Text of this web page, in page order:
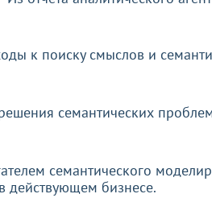
к поиску смыслов и
семантических
семантического
действующем бизнесе.